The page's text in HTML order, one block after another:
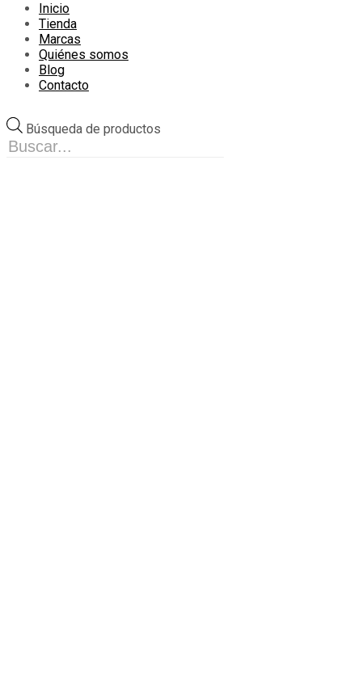
Inicio
Tienda
Marcas
Quiénes somos
Blog
Contacto
Búsqueda de productos